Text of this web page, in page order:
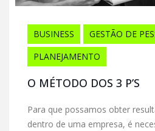
BUSINESS
GESTÃO DE
PLANEJAMENTO
O MÉTODO DOS 3 P’S
Para que possamos obter
dentro de uma empresa, é